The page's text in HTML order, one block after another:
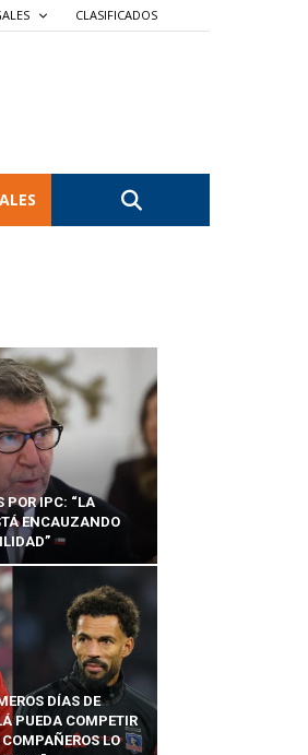
CLASIFICADOS
POR IPC: “LA
ENCAUZANDO
DÍAS DE
PUEDA COMPETIR
LO